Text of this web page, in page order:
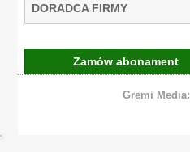
DORADCA FIRMY
Zamów abonament
Gremi Media: